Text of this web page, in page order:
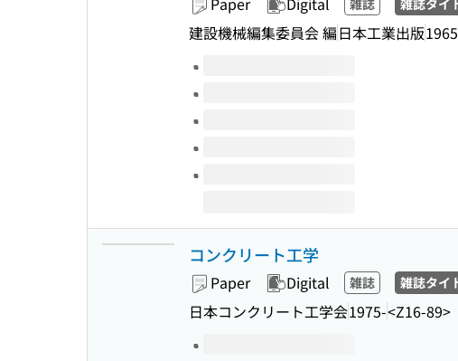
雑誌 雑誌タイ
建設機械編集委員会 編日本工業出版
Volumes of this title
コンクリート工学
Paper Digital 雑誌 雑誌タイ
日本コンクリート工学会1975-<Z16-89>
Volumes of this title